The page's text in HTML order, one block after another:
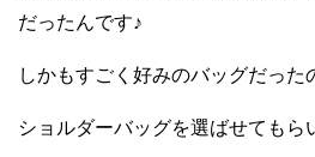
だったんです♪
しかもすごく好みのバッグだった
ショルダーバッグを選ばせても